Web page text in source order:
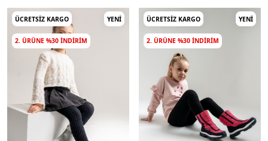
ÜCRETSIZ KARGO YENI
2. ÜRÜNE %30 INDIRIM
ÜCRETSIZ KARGO YENI
2. ÜRÜNE %30 INDIRIM